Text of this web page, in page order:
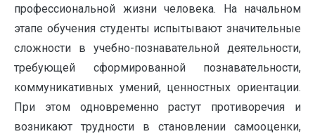
профессиональной жизни человека. На начальном
этапе обучения студенты испытывают значительные
сложности в учебно-познавательной деятельности,
требующей сформированной познавательности,
коммуникативных умений, ценностных ориентации.
При этом одновременно растут противоречия и
возникают трудности в становлении самооценки,